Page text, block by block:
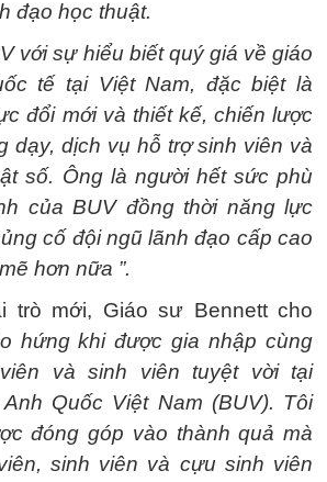
đạo học thuật.
với sự hiểu biết quý giá về giáo
tế tại Việt Nam, đặc biệt là
đổi mới và thiết kế, chiến lược
dạy, dịch vụ hỗ trợ sinh viên và
số. Ông là người hết sức phù
của BUV đồng thời năng lực
cố đội ngũ lãnh đạo cấp cao
hơn nữa ”.
trò mới, Giáo sư Bennett cho
hứng khi được gia nhập cùng
và sinh viên tuyệt vời tại
Quốc Việt Nam (BUV). Tôi
đóng góp vào thành quả mà
sinh viên và cựu sinh viên